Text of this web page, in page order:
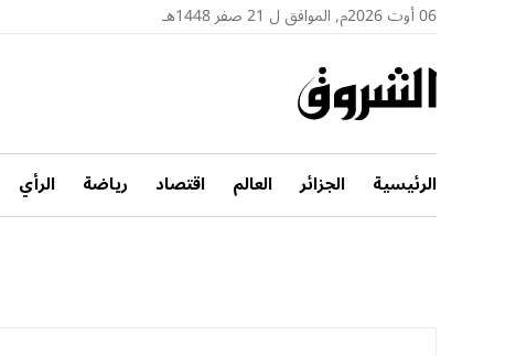
06 أوت 2026م, الموافق ل 21 صفر 1448هـ
الرئيسية الجزائر العالم اقتصاد رياضة الرأي